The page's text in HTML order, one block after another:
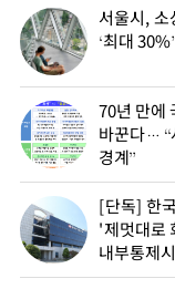
서울시, 소
‘최대
70년 만에
바꾼다… “
경계”
[단독] 한
'제멋대로
내부통제